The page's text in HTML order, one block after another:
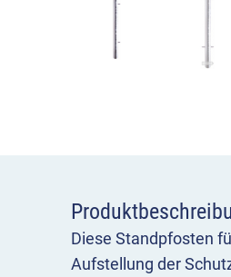
Diese Standpfosten
Aufstellung der